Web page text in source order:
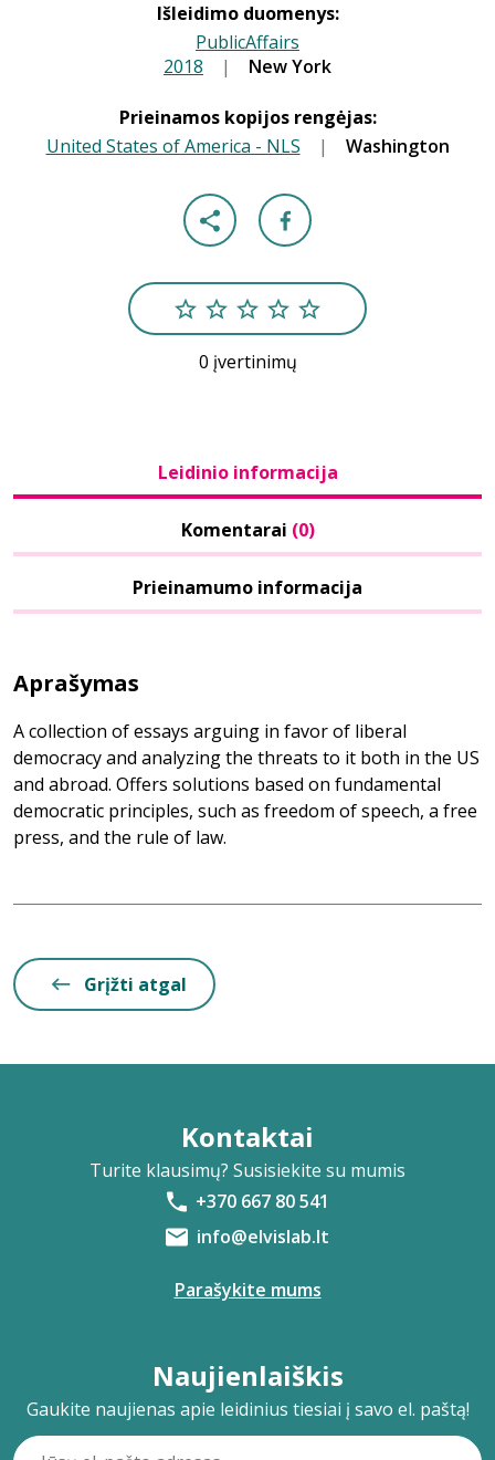
Išleidimo duomenys:
PublicAffairs
|
2018 | New York
Prieinamos kopijos rengėjas:
United States of America - NLS
| Washington
0 įvertinimų
Leidinio informacija
Komentarai (0)
Prieinamumo informacija
Aprašymas
A collection of essays arguing in favor of liberal
democracy and analyzing the threats to it both in the US
and abroad. Offers solutions based on fundamental
democratic principles, such as freedom of speech, a free
press, and the rule of law.
Grįžti atgal
Kontaktai
Turite klausimų? Susisiekite su mumis
+370 667 80 541
info@elvislab.lt
Parašykite mums
Naujienlaiškis
Gaukite naujienas apie leidinius tiesiai į savo el. paštą!